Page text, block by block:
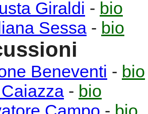
Giraldi - bio
Sessa - bio
Beneventi - bio
Caiazza - bio